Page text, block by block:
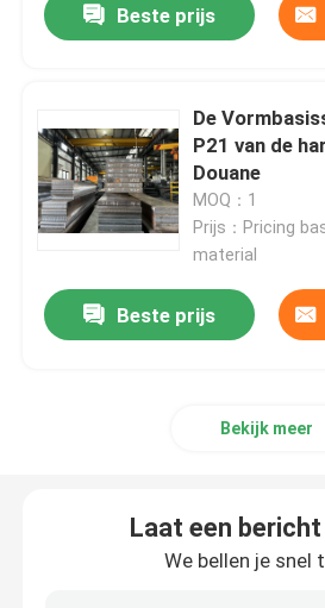
Plastic vormdelen
Speciale VormGrondplaten
Het Staal van de vormbasis
Beste prijs
De
P21 van de hardheidshrc38-42
Douane
MOQ：1
Prijs：Pricing
material
Beste prijs
Bekijk meer
Laat een
We bellen je snel